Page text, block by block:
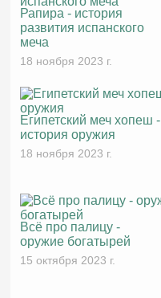
Рапира - история
развития испанского
меча
18 ноября 2023 г.
Египетский меч хопеш -
история оружия
18 ноября 2023 г.
Всё про палицу -
оружие богатырей
15 октября 2023 г.